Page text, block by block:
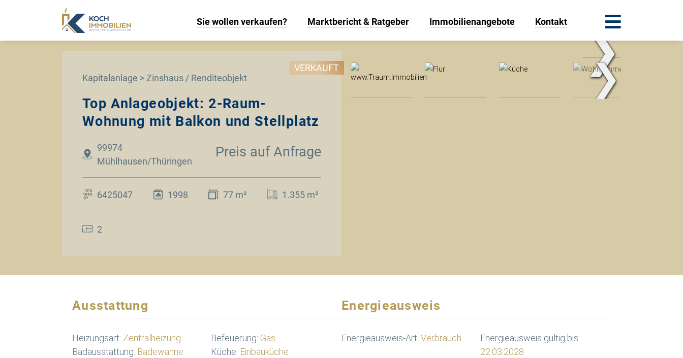
Sie wollen verkaufen? Marktbericht & Ratgeber Immobilienangebote Kontakt
Kapitalanlage > Zinshaus / Renditeobjekt
VERKAUFT
Top Anlageobjekt: 2-Raum-
Wohnung mit Balkon und Stellplatz
99974
Mühlhausen/Thüringen
Preis auf Anfrage
6425047 1998 77 m² 1.355 m²
2
www.Traum.Immobilien ❯
❯
Ausstattung
Heizungsart: Zentralheizung Befeuerung: Gas
Badausstattung: Badewanne Küche: Einbauküche
Energieausweis
Energieausweis-Art: Verbrauch
Energieausweis gültig bis:
22.03.2028